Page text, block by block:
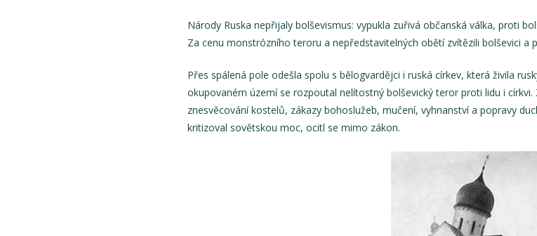
Národy Ruska nepřijaly bolševismus: vypukla zuřivá občanská válka, proti
Za cenu monstrózního teroru a nepředstavitelných obětí zvítězili bolševici a
Přes spálená pole odešla spolu s bělogvardějci i ruská církev, která živila
okupovaném území se rozpoutal nelítostný bolševický teror proti lidu i
znesvěcování kostelů, zákazy bohoslužeb, mučení, vyhnanství a popravy
kritizoval sovětskou moc, ocitl se mimo zákon.